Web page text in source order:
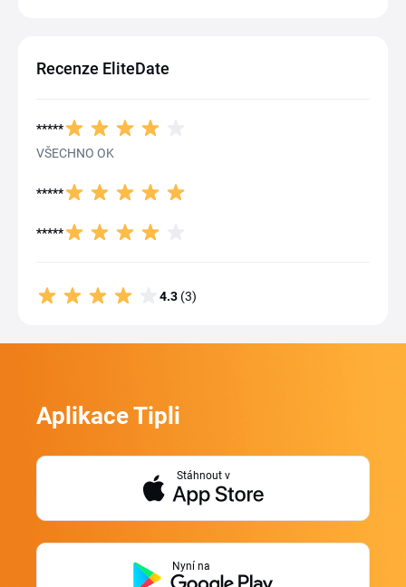
Recenze EliteDate
*****
VŠECHNO OK
*****
*****
4.3 (3)
Aplikace Tipli
Stáhnout v
Nyní na